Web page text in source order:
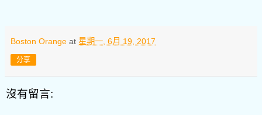
Boston Orange at 星期一, 6月 19, 2017
分享
沒有留言: